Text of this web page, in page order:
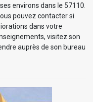
environs dans le 57110.
pouvez contacter si
dans votre
visitez son
auprès de son bureau